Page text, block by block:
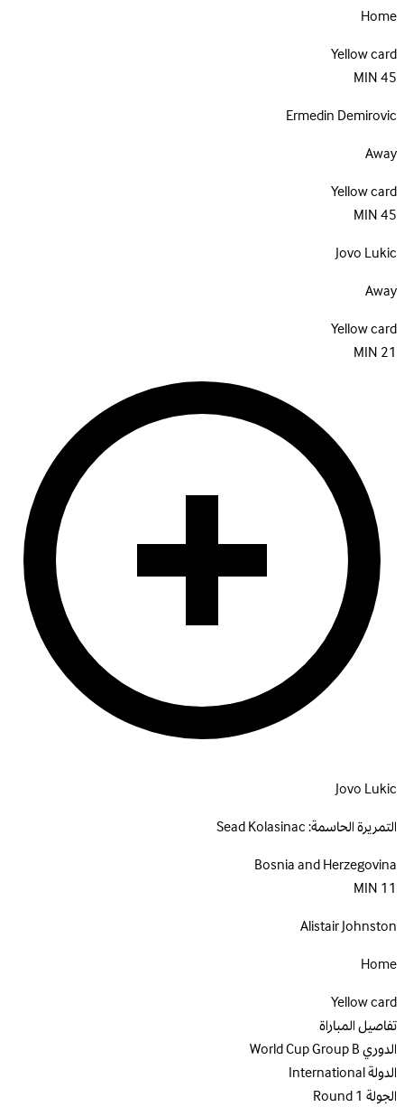
Home
Yellow card
45
MIN
Ermedin Demirovic
Away
Yellow card
45
MIN
Jovo Lukic
Away
Yellow card
21
MIN
Jovo Lukic
التمريرة الحاسمة:Sead Kolasinac
Bosnia and Herzegovina
11
MIN
Alistair Johnston
Home
Yellow card
تفاصيل المباراة
الدوريWorld Cup Group B
الدولةInternational
الجولة Round 1